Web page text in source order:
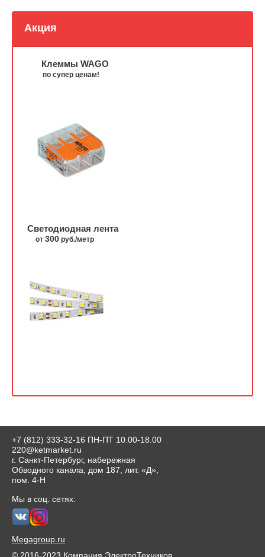
Акция
Клеммы WAGO
по супер ценам!
Светодиодная лента
от 300 руб./метр
+7 (812) 333-32-16 ПН-ПТ 10.00-18.00
220@ketmarket.ru
г. Санкт-Петербург, набережная
Обводного канала, дом 187, лит. «Д»,
пом. 4-Н
Мы в соц. сетях:
Megagroup.ru